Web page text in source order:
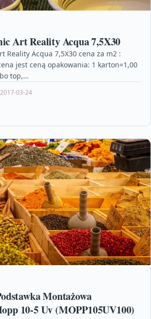
Art Reality Acqua 7,5X30
Reality Acqua 7,5X30 cena za m2 :
jest ceną opakowania: 1 karton=1,00
top,…
2017-03-24
Montażowa
10-5 Uv (MOPP105UV100)